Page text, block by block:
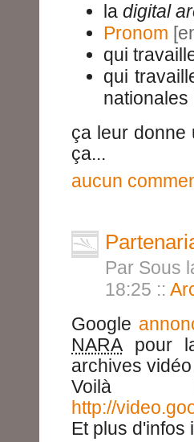
la digital
Pronom
qui
qui
ça leur donne
ça...
aucun
Par Sous
18:25 ::
Google
NARApour la
archives
Voilà
http://
Et plus d'infos